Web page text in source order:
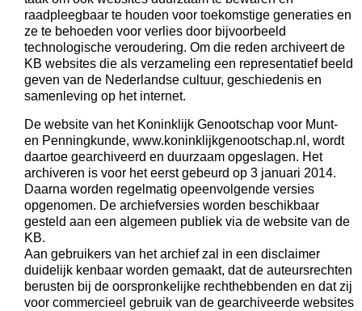
raadpleegbaar te houden voor toekomstige generaties en
ze te behoeden voor verlies door bijvoorbeeld
technologische veroudering. Om die reden archiveert de
KB websites die als verzameling een representatief beeld
geven van de Nederlandse cultuur, geschiedenis en
samenleving op het internet.
De website van het Koninklijk Genootschap voor Munt-
en Penningkunde, www.koninklijkgenootschap.nl, wordt
daartoe gearchiveerd en duurzaam opgeslagen. Het
archiveren is voor het eerst gebeurd op 3 januari 2014.
Daarna worden regelmatig opeenvolgende versies
opgenomen. De archiefversies worden beschikbaar
gesteld aan een algemeen publiek via de website van de
KB.
Aan gebruikers van het archief zal in een disclaimer
duidelijk kenbaar worden gemaakt, dat de auteursrechten
berusten bij de oorspronkelijke rechthebbenden en dat zij
voor commercieel gebruik van de gearchiveerde websites